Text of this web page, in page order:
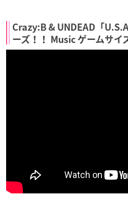
Crazy:B & UNDEAD「
ーズ！！ Music ゲームサイ